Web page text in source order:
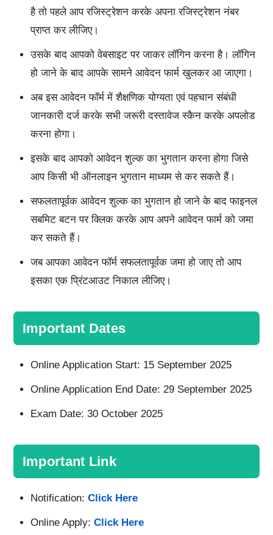
है तो पहले आप रजिस्ट्रेशन करके अपना रजिस्ट्रेशन नंबर
प्राप्त कर लीजिए।
उसके बाद आपको वेबसाइट पर जाकर लॉगिन करना है। लॉगिन
हो जाने के बाद आपके सामने आवेदन फार्म खुलकर आ जाएगा।
अब इस आवेदन फॉर्म में शैक्षणिक योग्यता एवं पहचान संबंधी
जानकारी दर्ज करके सभी जरूरी दस्तावेज स्कैन करके अपलोड
करना होगा।
इसके बाद आपको आवेदन शुल्क का भुगतान करना होगा जिसे
आप किसी भी ऑनलाइन भुगतान माध्यम से कर सकते हैं।
सफलतापूर्वक आवेदन शुल्क का भुगतान हो जाने के बाद फाइनल
सबमिट बटन पर क्लिक करके आप अपने आवेदन फार्म को जमा
कर सकते हैं।
जब आपका आवेदन फॉर्म सफलतापूर्वक जमा हो जाए तो आप
इसका एक प्रिंटआउट निकाल लीजिए।
Important Dates
Online Application Start: 15 September 2025
Online Application End Date: 29 September 2025
Exam Date: 30 October 2025
Important Link
Notification: Click Here
Online Apply: Click Here